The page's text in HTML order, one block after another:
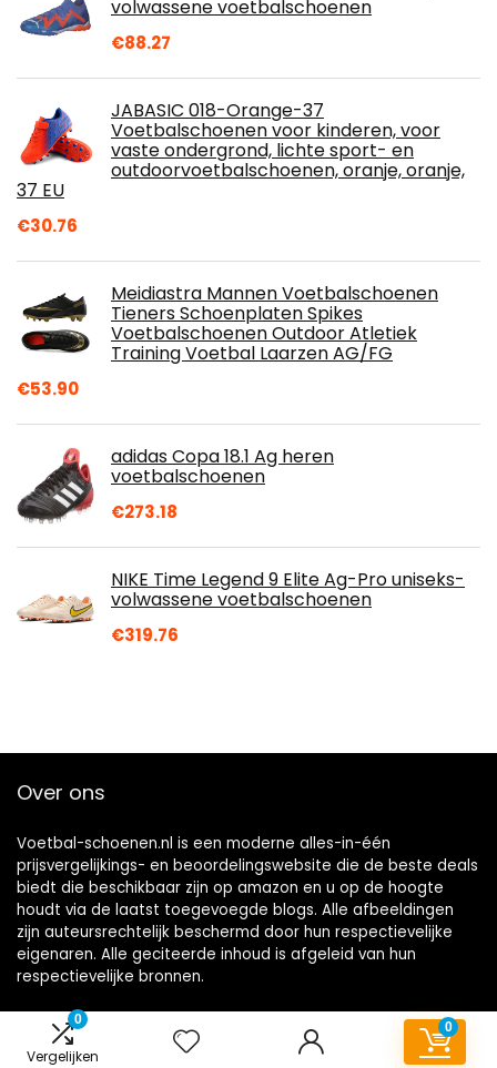
0
Vergelijken
0
volwassene voetbalschoenen
€88.27
JABASIC 018-Orange-37
Voetbalschoenen voor kinderen, voor
vaste ondergrond, lichte sport- en
outdoorvoetbalschoenen, oranje, oranje,
37 EU
€30.76
Meidiastra Mannen Voetbalschoenen
Tieners Schoenplaten Spikes
Voetbalschoenen Outdoor Atletiek
Training Voetbal Laarzen AG/FG
€53.90
adidas Copa 18.1 Ag heren
voetbalschoenen
€273.18
NIKE Time Legend 9 Elite Ag-Pro uniseks-
volwassene voetbalschoenen
€319.76
Over ons
Voetbal-schoenen.nl is een moderne alles-in-één
prijsvergelijkings- en beoordelingswebsite die de beste deals
biedt die beschikbaar zijn op amazon en u op de hoogte
houdt via de laatst toegevoegde blogs. Alle afbeeldingen
zijn auteursrechtelijk beschermd door hun respectievelijke
eigenaren. Alle geciteerde inhoud is afgeleid van hun
respectievelijke bronnen.